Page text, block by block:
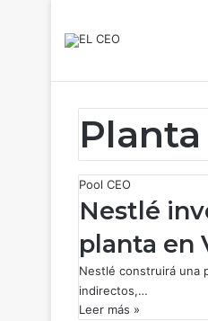
Pool CEO
Nestlé
planta en
Nestlé construirá una
indirectos,…
Leer más »